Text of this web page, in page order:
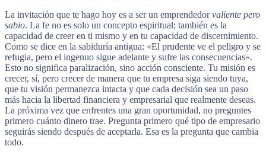
La invitación que te hago hoy es a ser un emprendedorvaliente pero
sabio. La fe no es solo un concepto espiritual; también es la
capacidad de creer en ti mismo y en tu capacidad de discernimiento.
Como se dice en la sabiduría antigua: «El prudente ve el peligro y se
refugia, pero el ingenuo sigue adelante y sufre las consecuencias».
Esto no significa paralización, sino acción consciente. Tu misión es
crecer, sí, pero crecer de manera que tu empresa siga siendo tuya,
que tu visión permanezca intacta y que cada decisión sea un paso
más hacia la libertad financiera y empresarial que realmente deseas.
La próxima vez que enfrentes una gran oportunidad, no preguntes
primero cuánto dinero trae. Pregunta primero qué tipo de empresario
seguirás siendo después de aceptarla. Esa es la pregunta que cambia
todo.